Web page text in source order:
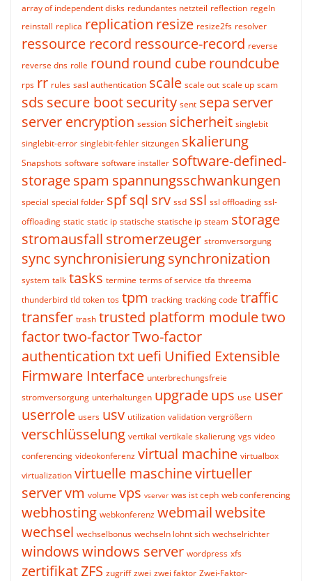
array of independent disks redundantes netzteil reflection regeln
reinstall replica replication resize resize2fs resolver
ressource record ressource-record reverse
reverse dns rolle round round cuberoundcube
rps rr rules sasl authentication scale scale out scale up scam
sds secure bootsecurity sent sepa server
server encryption session sicherheit singlebit
singlebit-error singlebit-fehler sitzungen skalierung
Snapshots software software installer software-defined-
storagespam spannungsschwankungen
special special folder spfsql srv ssd ssl ssl offloading ssl-
offloading static static ip statische statische ip steam storage
stromausfall stromerzeuger stromversorgung
sync synchronisierungsynchronization
system talk tasks termine terms of service tfa threema
thunderbird tld token tos tpm tracking tracking code traffic
transfer trash trusted platform moduletwo
factortwo-factorTwo-factor
authenticationtxtuefi Unified Extensible
Firmware Interface unterbrechungsfreie
stromversorgung unterhaltungen upgradeups use user
userrole users usv utilization validation vergrößern
verschlüsselung vertikal vertikale skalierung vgs video
conferencing videokonferenz virtual machine virtualbox
virtualization virtuelle maschinevirtueller
servervm volume vps vserver was ist ceph web conferencing
webhosting webkonferenz webmailwebsite
wechsel wechselbonus wechseln lohnt sich wechselrichter
windowswindows server wordpress xfs
zertifikatZFS zugriff zwei zwei faktor Zwei-Faktor-